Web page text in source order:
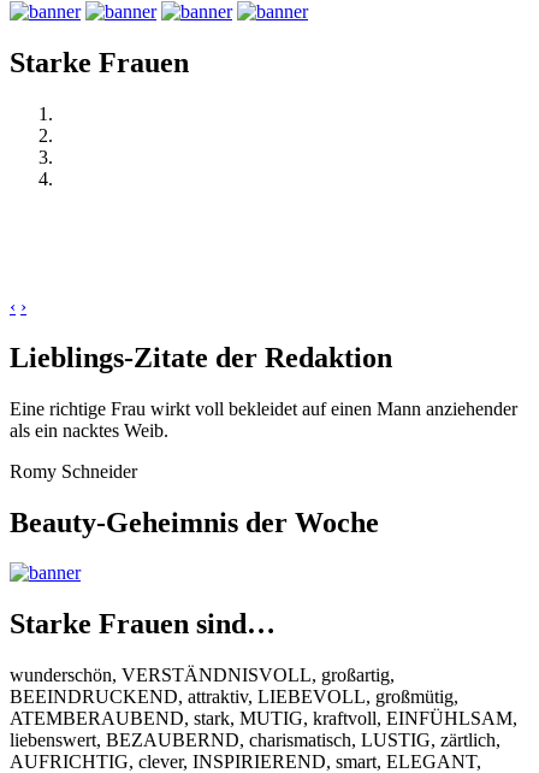
Starke Frauen
‹ ›
Lieblings-Zitate der Redaktion
Eine richtige Frau wirkt voll bekleidet auf einen Mann anziehender
als ein nacktes Weib.
Romy Schneider
Beauty-Geheimnis der Woche
Starke Frauen sind…
wunderschön, VERSTÄNDNISVOLL, großartig,
BEEINDRUCKEND, attraktiv, LIEBEVOLL, großmütig,
ATEMBERAUBEND, stark, MUTIG, kraftvoll, EINFÜHLSAM,
liebenswert, BEZAUBERND, charismatisch, LUSTIG, zärtlich,
AUFRICHTIG, clever, INSPIRIEREND, smart, ELEGANT,